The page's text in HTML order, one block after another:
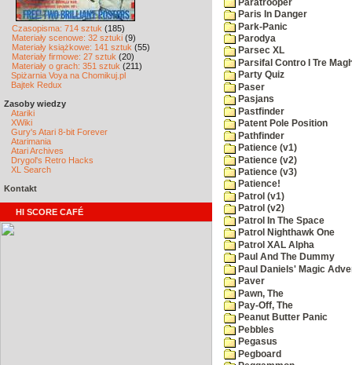
Czasopisma: 714 sztuk (185)
Materiały scenowe: 32 sztuki (9)
Materiały książkowe: 141 sztuk (55)
Materiały firmowe: 27 sztuk (20)
Materiały o grach: 351 sztuk (211)
Spiżarnia Voya na Chomikuj.pl
Bajtek Redux
Zasoby wiedzy
Atariki
XWiki
Gury's Atari 8-bit Forever
Atarimania
Atari Archives
Drygol's Retro Hacks
XL Search
Kontakt
HI SCORE CAFÉ
Paratrooper
Paris In Danger
Park-Panic
Parodya
Parsec XL
Parsifal Contro I Tre
Party Quiz
Paser
Pasjans
Pastfinder
Patent Pole Position
Pathfinder
Patience (v1)
Patience (v2)
Patience (v3)
Patience!
Patrol (v1)
Patrol (v2)
Patrol In The Space
Patrol Nighthawk One
Patrol XAL Alpha
Paul And The Dummy
Paul Daniels' Magic
Paver
Pawn, The
Pay-Off, The
Peanut Butter Panic
Pebbles
Pegasus
Pegboard